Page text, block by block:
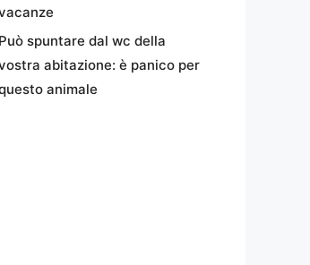
Può spuntare dal wc della
abitazione: è panico per
animale